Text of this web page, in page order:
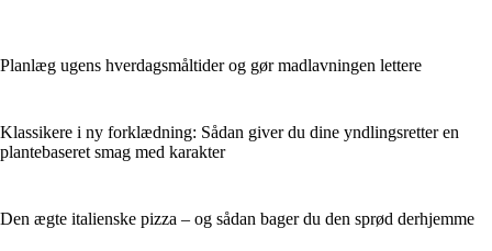
Planlæg ugens hverdagsmåltider og gør madlavningen lettere
Klassikere i ny forklædning: Sådan giver du dine yndlingsretter en
plantebaseret smag med karakter
Den ægte italienske pizza – og sådan bager du den sprød derhjemme